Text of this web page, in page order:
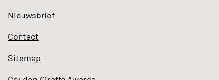
Nieuwsbrief
Contact
Sitemap